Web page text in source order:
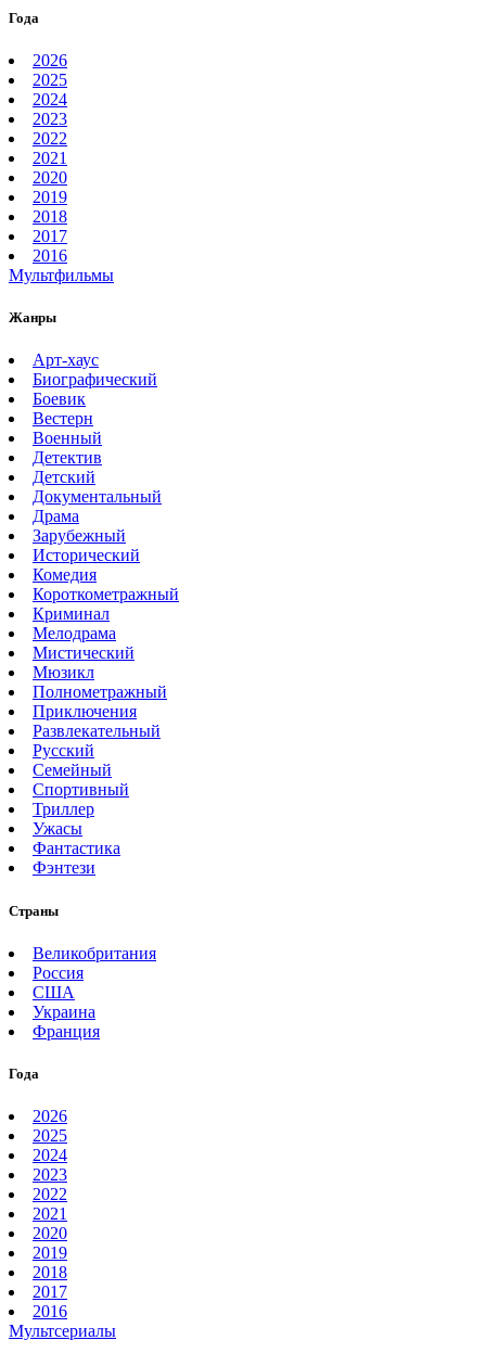
Года
2026
2025
2024
2023
2022
2021
2020
2019
2018
2017
2016
Мультфильмы
Жанры
Арт-хаус
Биографический
Боевик
Вестерн
Военный
Детектив
Детский
Документальный
Драма
Зарубежный
Исторический
Комедия
Короткометражный
Криминал
Мелодрама
Мистический
Мюзикл
Полнометражный
Приключения
Развлекательный
Русский
Семейный
Спортивный
Триллер
Ужасы
Фантастика
Фэнтези
Страны
Великобритания
Россия
США
Украина
Франция
Года
2026
2025
2024
2023
2022
2021
2020
2019
2018
2017
2016
Мультсериалы